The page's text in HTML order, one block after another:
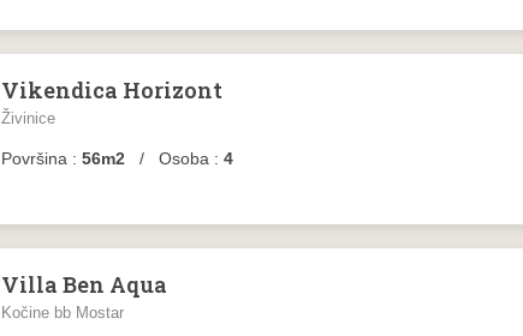
Vikendica Horizont
Živinice
Površina : 56m2/ Osoba : 4
Villa Ben Aqua
Kočine bb Mostar